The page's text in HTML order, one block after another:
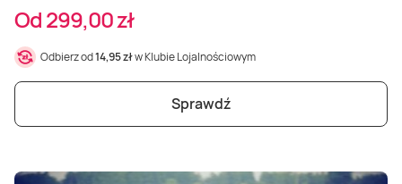
Od 299,00 zł
Odbierz od14,95 złw Klubie Lojalnościowym
Sprawdź